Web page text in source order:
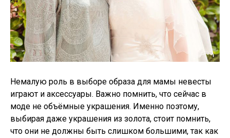
Немалую роль в выборе образа для мамы невесты
играют и аксессуары. Важно помнить, что сейчас в
моде не объёмные украшения. Именно поэтому,
выбирая даже украшения из золота, стоит помнить,
что они не должны быть слишком большими, так как